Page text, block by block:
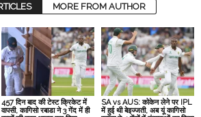
MORE FROM AUTHOR
457 दिन बाद की टेस्ट क्रिकेट में
वापसी, कागिसो रबाडा ने 3 गेंद में ही
SA vs AUS: कोकेन लेने पर IPL
में हुई थी बेइज्जती, अब यूं कागिसो